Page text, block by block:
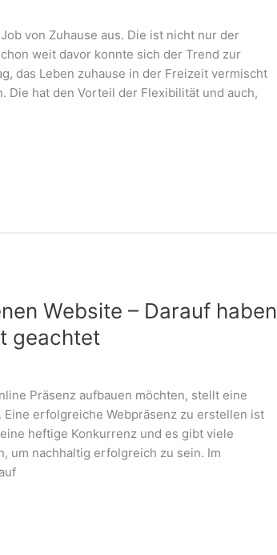
von Zuhause aus. Die ist nicht nur der
weit davor konnte sich der Trend zur
das Leben zuhause in der Freizeit vermischt
Die hat den Vorteil der Flexibilität und auch,
Website – Darauf haben
geachtet
Präsenz aufbauen möchten, stellt eine
erfolgreiche Webpräsenz zu erstellen ist
heftige Konkurrenz und es gibt viele
um nachhaltig erfolgreich zu sein. Im